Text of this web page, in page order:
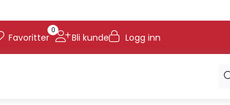
0
Favoritter Bli kunde Logg inn